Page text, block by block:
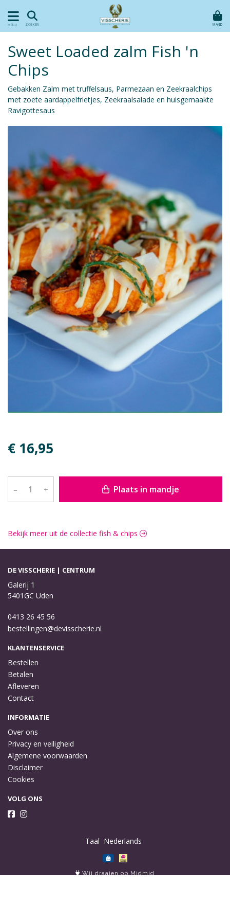
MENU ZOEKEN MAND
Sweet Loaded zalm Fish 'n
Chips
Gebakken Zalm met truffelsaus, Parmezaan en Zeekraalchips
met zoete aardappelfrietjes, Zeekraalsalade en huisgemaakte
Ravigottesaus
€ 16,95
– + Plaats in mandje
Bekijk meer uit de collectie fish & chips
DE VISSCHERIE | CENTRUM
Galerij 1
5401GC Uden
0413 26 45 56
bestellingen@devisscherie.nl
KLANTENSERVICE
Bestellen
Betalen
Afleveren
Contact
INFORMATIE
Over ons
Privacy en veiligheid
Algemene voorwaarden
Disclaimer
Cookies
VOLG ONS
Taal
Wij draaien op Midmid